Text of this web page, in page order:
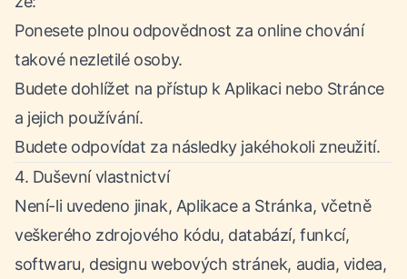
Ponesete plnou odpovědnost za online chování
takové nezletilé osoby.
Budete dohlížet na přístup k Aplikaci nebo Stránce
a jejich používání.
Budete odpovídat za následky jakéhokoli zneužití.
4. Duševní vlastnictví
Není-li uvedeno jinak, Aplikace a Stránka, včetně
veškerého zdrojového kódu, databází, funkcí,
softwaru, designu webových stránek, audia, videa,